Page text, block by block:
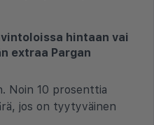
hintaan vai
extraa Pargan
Noin 10 prosenttia
jos on tyytyväinen